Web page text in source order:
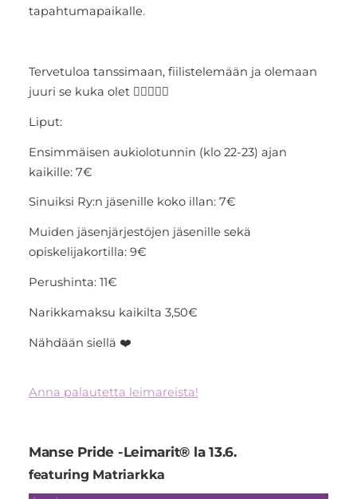
tapahtumapaikalle.
Tervetuloa tanssimaan, fiilistelemään ja olemaan
juuri se kuka olet 🏳️‍🌈💖👯‍♂️
Liput:
Ensimmäisen aukiolotunnin (klo 22-23) ajan
kaikille: 7€
Sinuiksi Ry:n jäsenille koko illan: 7€
Muiden jäsenjärjestöjen jäsenille sekä
opiskelijakortilla: 9€
Perushinta: 11€
Narikkamaksu kaikilta 3,50€
Nähdään siellä ❤️
Anna palautetta leimareista!
Manse Pride -Leimarit® la 13.6.
featuring Matriarkka